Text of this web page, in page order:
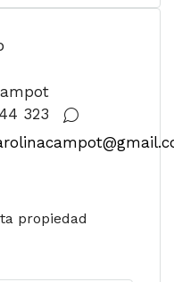
323
propiedad